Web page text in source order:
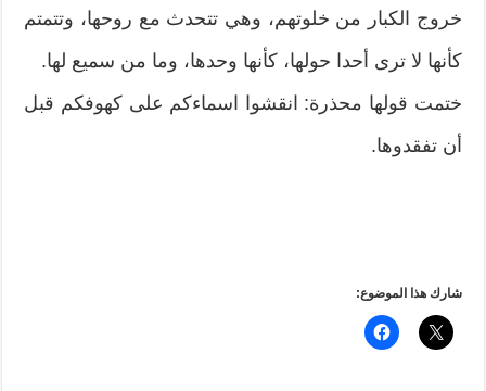
خروج الكبار من خلوتهم، وهي تتحدث مع روحها، وتتمتم
كأنها لا ترى أحدا حولها، كأنها وحدها، وما من سميع لها.
ختمت قولها محذرة: انقشوا اسماءكم على كهوفكم قبل
أن تفقدوها.
شارك هذا الموضوع: